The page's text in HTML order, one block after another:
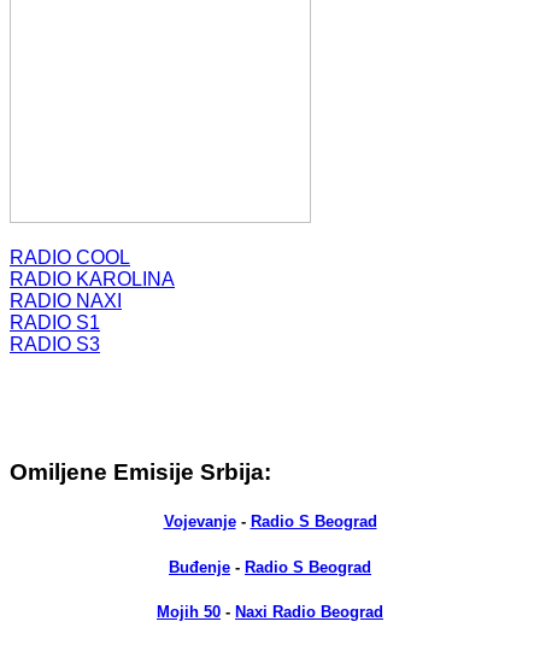
RADIO COOL
RADIO KAROLINA
RADIO NAXI
RADIO S1
RADIO S3
Omiljene Emisije Srbija:
Vojevanje- Radio S Beograd
Buđenje - Radio S Beograd
Mojih 50 - Naxi Radio Beograd